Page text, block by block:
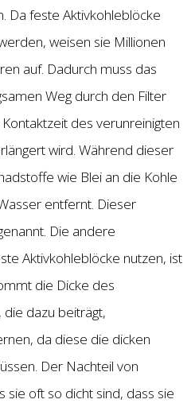
Da feste Aktivkohleblöcke
weisen sie Millionen
auf. Dadurch muss das
Weg durch den Filter
des verunreinigten
wird. Während dieser
wie Blei an die Kohle
entfernt. Dieser
Die andere
Aktivkohleblöcke nutzen, ist
die Dicke des
die dazu beiträgt,
da diese die dicken
Der Nachteil von
sie oft so dicht sind, dass sie